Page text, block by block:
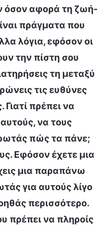
όσον αφορά τη ζωή-
πράγματα που
λόγια, εφόσον οι
την πίστη σου
τη μεταξύ
τις ευθύνες
Γιατί πρέπει να
αυτούς, να τους
ρωτάς πώς τα πάνε;
Εφόσον έχετε μια
μια παραπάνω
για αυτούς λίγο
περισσότερο.
πρέπει να πληροίς